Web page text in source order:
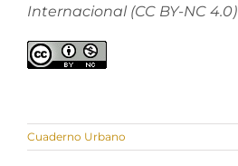
Internacional (CC BY-NC 4.0)
Cuaderno Urbano